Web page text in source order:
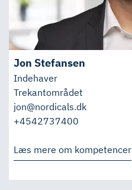
Jon Stefansen
Indehaver
Trekantområdet
jon@nordicals.dk
+4542737400
Læs mere om kompetencer